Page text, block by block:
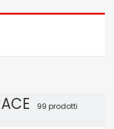
99 prodotti